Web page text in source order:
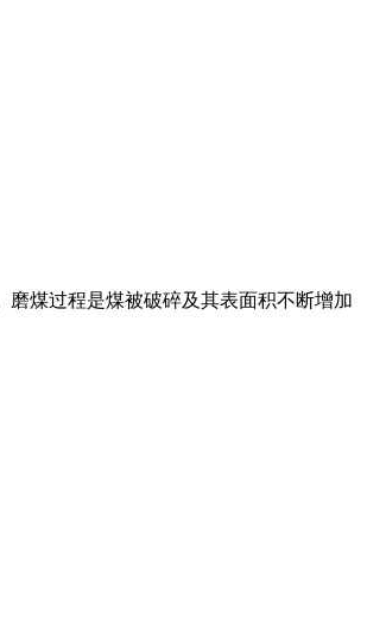
煤过程是煤被破碎及其表面积不断增加